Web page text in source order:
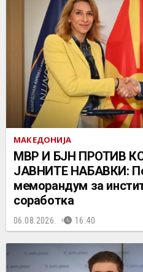
МАКЕДОНИЈА
МВР И БЈН ПРОТИВ
ЈАВНИТЕ НАБАВКИ:
меморандум за
соработка
06.08.2026. 16:40